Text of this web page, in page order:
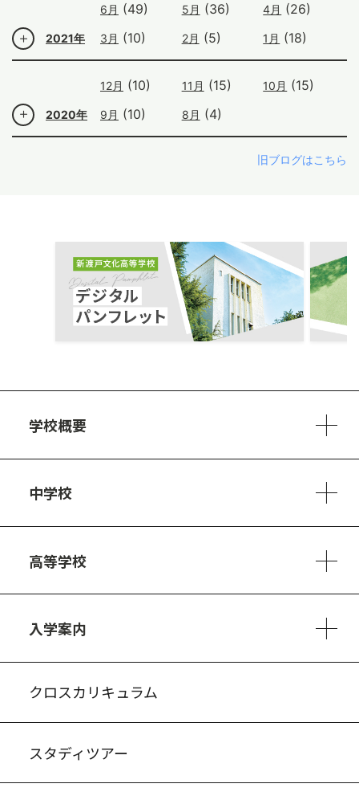
2021年
6月 (49) 5月 (36) 4月 (26)
3月 (10) 2月 (5) 1月 (18)
2020年
12月 (10) 11月 (15) 10月 (15)
9月 (10) 8月 (4)
旧ブログはこちら
学校概要
中学校
高等学校
入学案内
クロスカリキュラム
スタディツアー